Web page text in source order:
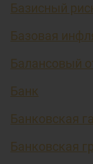
Базисный
Базовая
Балансовый
Банк
Банковская
Банковская